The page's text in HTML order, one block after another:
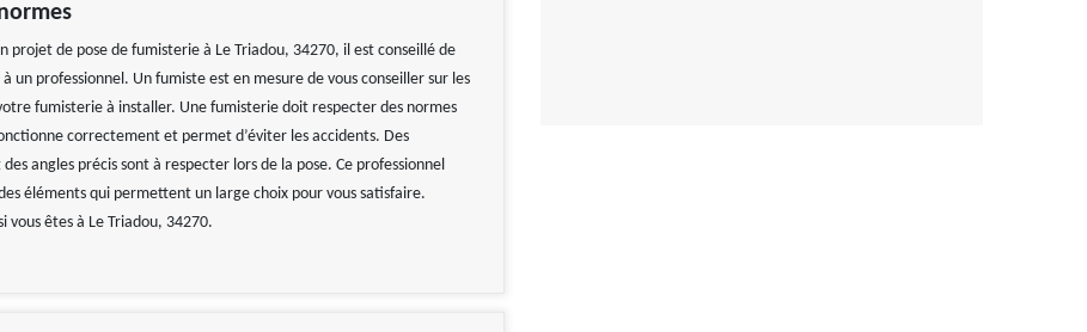
projet de pose de fumisterie à Le Triadou, 34270, il est conseillé de
à un professionnel. Un fumiste est en mesure de vous conseiller sur les
fumisterie à installer. Une fumisterie doit respecter des normes
correctement et permet d’éviter les accidents. Des
angles précis sont à respecter lors de la pose. Ce professionnel
éléments qui permettent un large choix pour vous satisfaire.
vous êtes à Le Triadou, 34270.